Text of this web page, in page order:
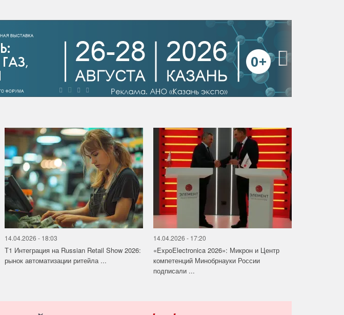
›
14.04.2026 - 18:03
Т1 Интеграция на Russian Retail Show 2026:
рынок автоматизации ритейла ...
14.04.2026 - 17:20
«ExpoElectronica 2026»: Микрон и Центр
компетенций Минобрнауки России
подписали ...